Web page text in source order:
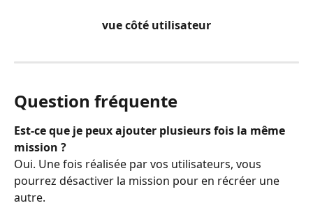
vue côté utilisateur
Question fréquente
Est-ce que je peux ajouter plusieurs fois la même
mission ?
Oui. Une fois réalisée par vos utilisateurs, vous
pourrez désactiver la mission pour en récréer une
autre.